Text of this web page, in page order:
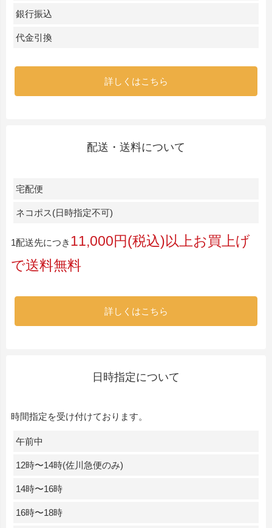
銀行振込
代金引換
詳しくはこちら
配送・送料について
宅配便
ネコポス(日時指定不可)
1配送先につき 11,000円(税込)以上お買上げ
で送料無料
詳しくはこちら
日時指定について
時間指定を受け付けております。
午前中
12時〜14時(佐川急便のみ)
14時〜16時
16時〜18時